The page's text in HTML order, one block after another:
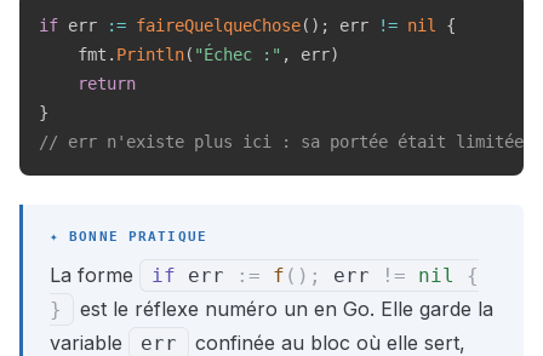
if err := faireQuelqueChose( ) ; err != nil
{
    fmt
. Println( "Échec :" , err)
return
}
// err n'existe plus ici : sa portée était limitée
La forme if err := f ( ) ; err != nil
{
}
est le réflexe numéro un en Go. Elle garde la
variable
err
confinée au bloc où elle sert,